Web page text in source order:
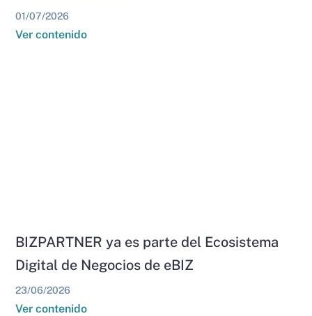
01/07/2026
Ver contenido
BIZPARTNER ya es parte del Ecosistema
Digital de Negocios de eBIZ
23/06/2026
Ver contenido